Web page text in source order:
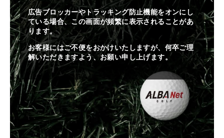
広告ブロッカーやトラッキング防止機能をオンにし
ている場合、この画面が頻繁に表示されることがあ
ります。
お客様にはご不便をおかけいたしますが、何卒ご理
解いただきますよう、お願い申し上げます。